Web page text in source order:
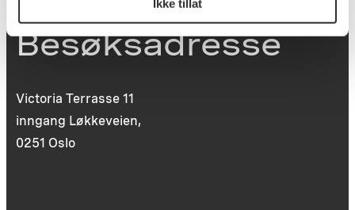
Ikke tillat
Besøksadresse
Victoria Terrasse 11
inngang Løkkeveien,
0251 Oslo